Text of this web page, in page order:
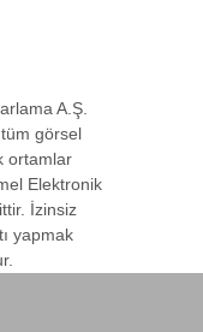
A.Ş.
görsel
ortamlar
Elektronik
İzinsiz
yapmak